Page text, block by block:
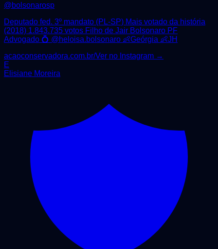
@bolsonarosp
Deputado fed. 3º mandato (PL-SP) Mais votado da história
(2018) 1.843.735 votos Filho de Jair Bolsonaro PF
Advogado 💍 @heloisa.bolsonaro 👶Geórgia 👶JH
acaoconservadora.com.br/Ver no Instagram →
E
Elisiane Moreira